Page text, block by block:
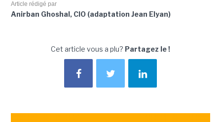
Article rédigé par
Anirban Ghoshal, CIO (adaptation Jean Elyan)
Cet article vous a plu? Partagez le !